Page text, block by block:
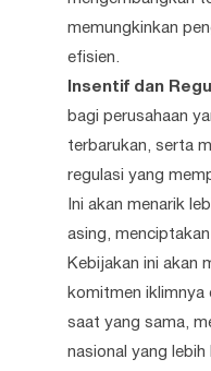
memungkinkan
efisien.
Insentif dan
bagi perusahaan
terbarukan, serta
regulasi yang
Ini akan menarik
asing,
Kebijakan ini akan
komitmen iklimnya
saat yang sama,
nasional yang